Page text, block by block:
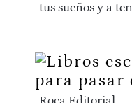
tus sueños y a